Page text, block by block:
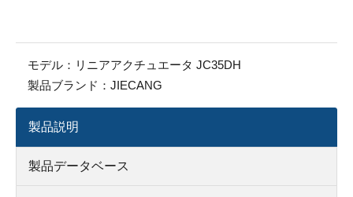
モデル： リニアアクチュエータ JC35DH
製品ブランド： JIECANG
製品説明
製品データベース